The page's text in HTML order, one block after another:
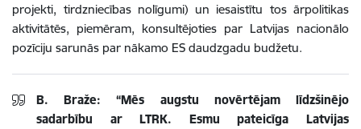
projekti, tirdzniecības nolīgumi) un iesaistītu tos ārpolitikas
aktivitātēs, piemēram, konsultējoties par Latvijas nacionālo
pozīciju sarunās par nākamo ES daudzgadu budžetu.
B. Braže: “Mēs augstu novērtējam līdzšinējo
sadarbību ar LTRK. Esmu pateicīga Latvijas